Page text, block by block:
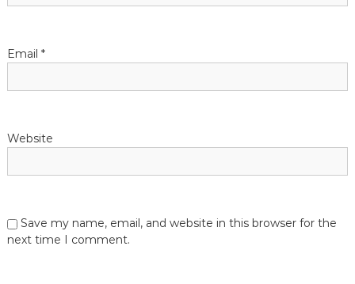
Email *
Website
Save my name, email, and website in this browser for the
next time I comment.